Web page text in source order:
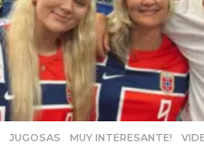
JUGOSAS ,MUY INTERESANTE! ,